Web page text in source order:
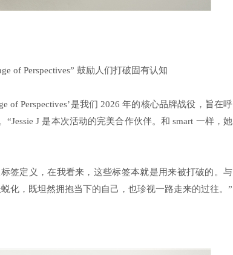
of Perspectives” 鼓励人们打破固有认知
of Perspectives’是我们 2026 年的核心品牌战役，旨在呼
J 是本次活动的完美合作伙伴。和 smart 一样，她
签定义，在我看来，这些标签本就是用来被打破的。与
化，既坦然拥抱当下的自己，也珍视一路走来的过往。”